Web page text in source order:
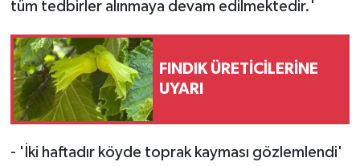
tüm tedbirler alınmaya devam edilmektedir.'
FINDIK ÜRETİCİLERİNE
UYARI
- 'İki haftadır köyde toprak kayması gözlemlendi'